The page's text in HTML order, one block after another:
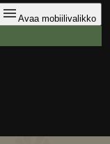
Avaa mobiilivalikko